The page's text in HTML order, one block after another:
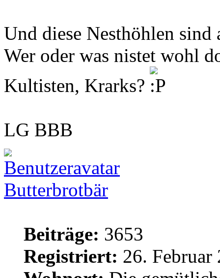
Und diese Nesthöhlen sind
Wer oder was nistet wohl
Kultisten, Krarks?
LG BBB
Butterbrotbär
Beiträge: 3653
Registriert: 26. Februar